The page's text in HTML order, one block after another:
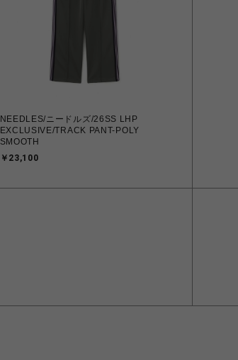
NEEDLES/ニードルズ/26SS LHP
EXCLUSIVE/TRACK PANT-POLY
SMOOTH
￥23,100